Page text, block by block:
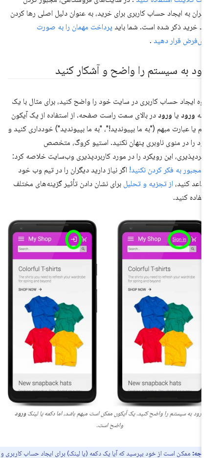
به ایجاد حساب کاربری برای خرید، به عنوان دلیل اصلی رها کردن
خرید ذکر شده است. شما بایدپرداخت مهمان را به صورت
قرار دهید.
به سیستم را واضح و آشکار کنید
ایجاد حساب کاربری در سایت خود را واضح کنید، برای مثال با یک
ورودیاوروددر بالای سمت راست صفحه. از استفاده از یک آیکون
یا عبارت مبهم ("به ما بپیوندید!"، "به ما بپیوندید") خودداری کنید و
را در منوی ناوبری پنهان نکنید. استیو کروگ، متخصص
این رویکرد را در مورد کاربردپذیری وب‌سایت خلاصه کرد:
مجبور به فکر کردن نکنید!اگر نیاز دارید دیگران را در تیم وب خود
کنید،از تجزیه و تحلیلبرای نشان دادن تأثیر گزینه‌های مختلف
کنید.
ورود به سیستم را واضح کنید. یک آیکون ممکن است مبهم باشد، اما دکمه یا لینکورود
واضح است.
ممکن است از خود بپرسید که آیا یک دکمه (یا لینک) برای ایجاد حساب کاربری و